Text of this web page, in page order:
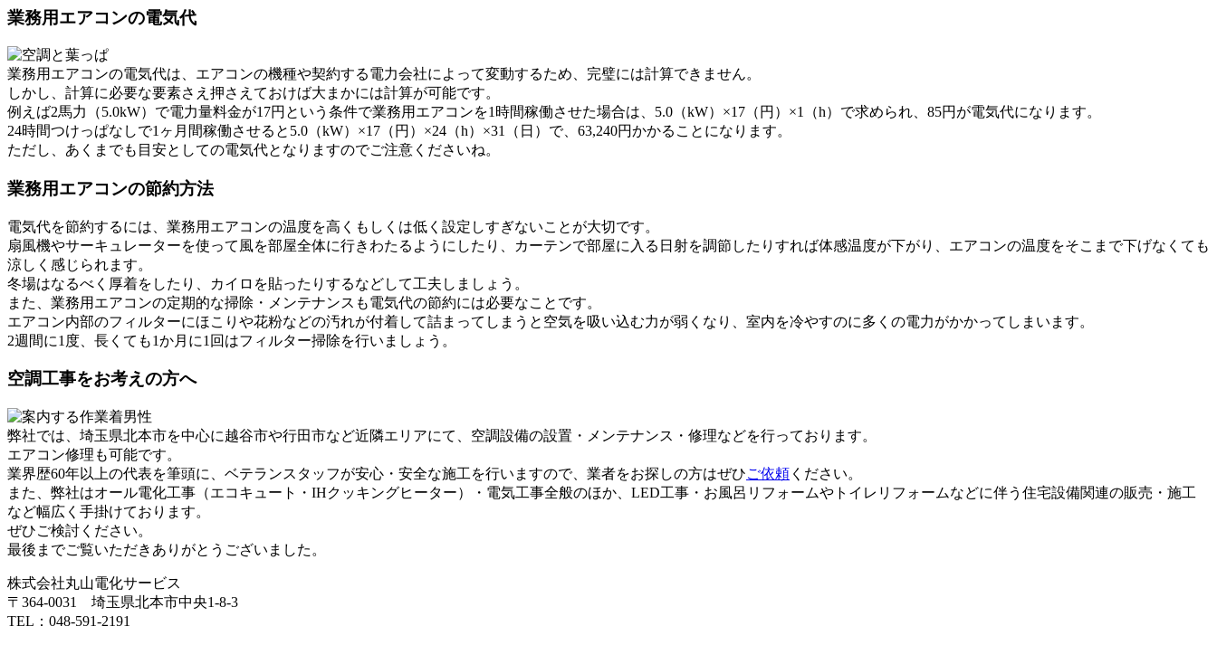
業務用エアコンの電気代
業務用エアコンの電気代は、エアコンの機種や契約する電力会社によって変動するため、完璧には計算できません。
しかし、計算に必要な要素さえ押さえておけば大まかには計算が可能です。
例えば2馬力（5.0kW）で電力量料金が17円という条件で業務用エアコンを1時間稼働させた場合は、5.0（kW）×17（円）×1（h）で求められ、85円が電気代になります。
24時間つけっぱなしで1ヶ月間稼働させると5.0（kW）×17（円）×24（h）×31（日）で、63,240円かかることになります。
ただし、あくまでも目安としての電気代となりますのでご注意くださいね。
業務用エアコンの節約方法
電気代を節約するには、業務用エアコンの温度を高くもしくは低く設定しすぎないことが大切です。
扇風機やサーキュレーターを使って風を部屋全体に行きわたるようにしたり、カーテンで部屋に入る日射を調節したりすれば体感温度が下がり、エアコンの温度をそこまで下げなくても
涼しく感じられます。
冬場はなるべく厚着をしたり、カイロを貼ったりするなどして工夫しましょう。
また、業務用エアコンの定期的な掃除・メンテナンスも電気代の節約には必要なことです。
エアコン内部のフィルターにほこりや花粉などの汚れが付着して詰まってしまうと空気を吸い込む力が弱くなり、室内を冷やすのに多くの電力がかかってしまいます。
2週間に1度、長くても1か月に1回はフィルター掃除を行いましょう。
空調工事をお考えの方へ
弊社では、埼玉県北本市を中心に越谷市や行田市など近隣エリアにて、空調設備の設置・メンテナンス・修理などを行っております。
エアコン修理も可能です。
業界歴60年以上の代表を筆頭に、ベテランスタッフが安心・安全な施工を行いますので、業者をお探しの方はぜひご依頼 ください。
また、弊社はオール電化工事（エコキュート・IHクッキングヒーター）・電気工事全般のほか、LED工事・お風呂リフォームやトイレリフォームなどに伴う住宅設備関連の販売・施工
など幅広く手掛けております。
ぜひご検討ください。
最後までご覧いただきありがとうございました。
株式会社丸山電化サービス
〒364-0031 埼玉県北本市中央1-8-3
TEL：048-591-2191